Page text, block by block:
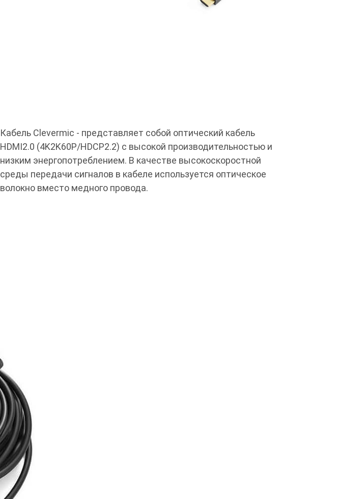
Кабель Clevermic - представляет собой оптический кабель
HDMI2.0 (4K2K60P/HDCP2.2) с высокой производительностью и
низким энергопотреблением. В качестве высокоскоростной
среды передачи сигналов в кабеле используется оптическое
волокно вместо медного провода.